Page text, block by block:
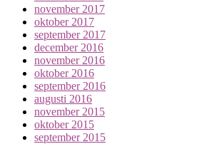
november 2017
oktober 2017
september 2017
december 2016
november 2016
oktober 2016
september 2016
augusti 2016
november 2015
oktober 2015
september 2015